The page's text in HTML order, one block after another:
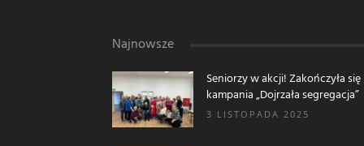
Najnowsze
Seniorzy w akcji! Zakończyła się
kampania „Dojrzała segregacja”
3 LISTOPADA 2025